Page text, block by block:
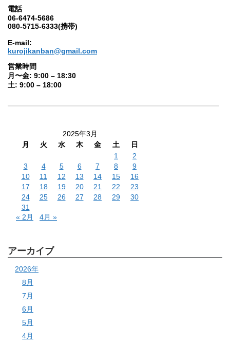
電話
06-6474-5686
080-5715-6333(携帯)
E-mail:
kurojikanban@gmail.com
営業時間
月〜金: 9:00 – 18:30
土: 9:00 – 18:00
2025年3月
月
火 水 木 金 土
日
1
2
3
4 5 6 7 8
9
10
11 12 13 14 15
16
17
18 19 20 21 22
23
24
25 26 27 28 29
30
31
« 2月
4月 »
アーカイブ
2026年
8月
7月
6月
5月
4月